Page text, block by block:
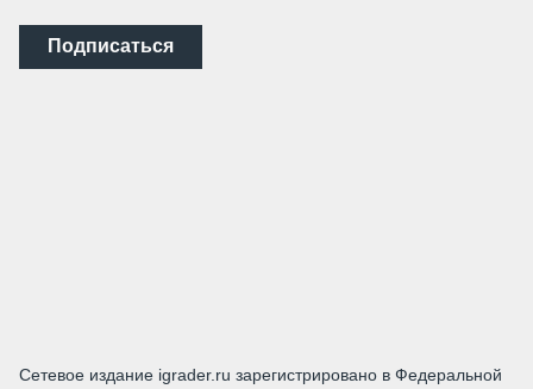
Подписаться
Сетевое издание igrader.ru зарегистрировано в Федеральной